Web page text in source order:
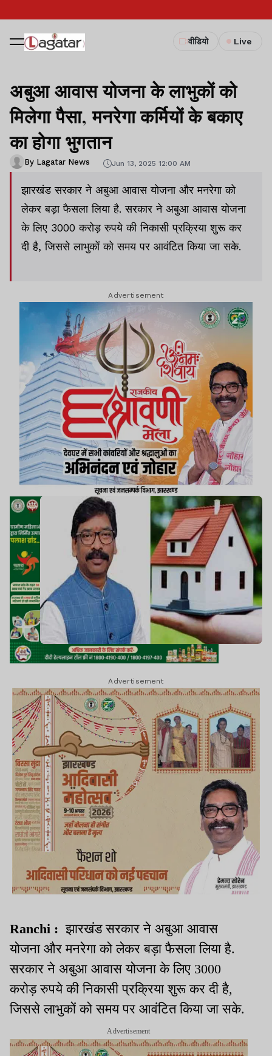
वीडियो Live
अबुआ आवास योजना के लाभुकों को
मिलेगा पैसा, मनरेगा कर्मियों के बकाए
का होगा भुगतान
By Lagatar News Jun 13, 2025 12:00 AM
झारखंड सरकार ने अबुआ आवास योजना और मनरेगा को
लेकर बड़ा फैसला लिया है. सरकार ने अबुआ आवास योजना
के लिए 3000 करोड़ रुपये की निकासी प्रक्रिया शुरू कर
दी है, जिससे लाभुकों को समय पर आवंटित किया जा सके.
Advertisement
Advertisement
Ranchi : झारखंड सरकार ने अबुआ आवास
योजना और मनरेगा को लेकर बड़ा फैसला लिया है.
सरकार ने अबुआ आवास योजना के लिए 3000
करोड़ रुपये की निकासी प्रक्रिया शुरू कर दी है,
जिससे लाभुकों को समय पर आवंटित किया जा सके.
Advertisement